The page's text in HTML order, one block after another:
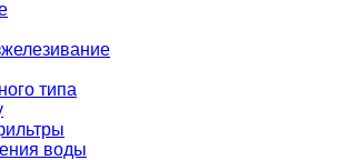
типа
воды